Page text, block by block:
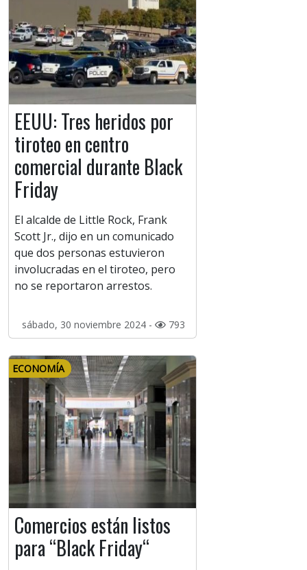
EEUU: Tres heridos por
tiroteo en centro
comercial durante Black
Friday
El alcalde de Little Rock, Frank
Scott Jr., dijo en un comunicado
que dos personas estuvieron
involucradas en el tiroteo, pero
no se reportaron arrestos.
sábado, 30 noviembre 2024 - 793
ECONOMÍA
Comercios están listos
para “Black Friday“